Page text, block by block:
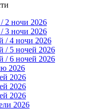
2 ночи 2026
3 ночи 2026
/ 4 ночи 2026
/ 5 ночей 2026
/ 6 ночей 2026
2026
2026
2026
2026
2026